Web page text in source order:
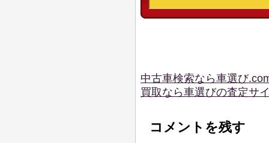
中古車検索なら車選び
買取なら車選びの査定サ
コメントを残す